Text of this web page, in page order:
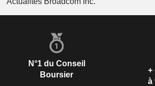
N°1 du Conseil
Boursier
+
à